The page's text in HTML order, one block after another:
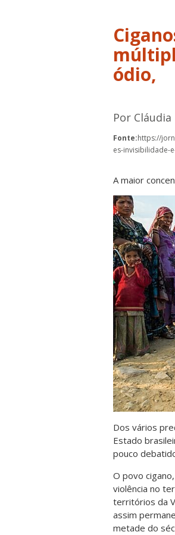
ódio,
Por
Fonte:https://
es-invisibilidade-
A maior
Dos vários
Estado
pouco
O povo
violência no
territórios da
assim
metade do